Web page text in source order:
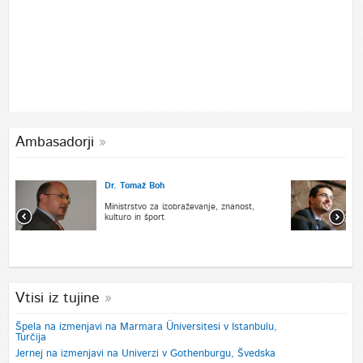
Ambasadorji
Dr. Tomaž Boh
Ministrstvo za izobraževanje, znanost,
kulturo in šport
Vtisi iz tujine
Špela na izmenjavi na Marmara Üniversitesi v Istanbulu,
Turčija
Jernej na izmenjavi na Univerzi v Gothenburgu, Švedska